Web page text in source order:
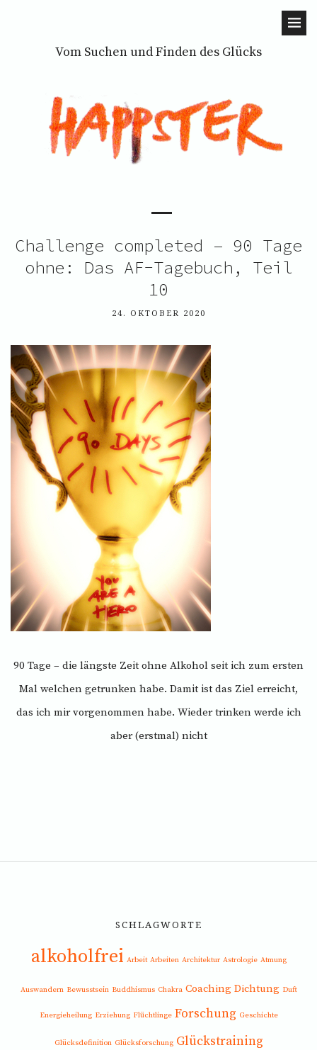
Vom Suchen und Finden des Glücks
Challenge completed – 90 Tage
ohne: Das AF-Tagebuch, Teil
10
24. OKTOBER 2020
90 Tage – die längste Zeit ohne Alkohol seit ich zum ersten
Mal welchen getrunken habe. Damit ist das Ziel erreicht,
das ich mir vorgenommen habe. Wieder trinken werde ich
aber (erstmal) nicht
SCHLAGWORTE
alkoholfrei Arbeit Arbeiten Architektur Astrologie Atmung
Auswandern Bewusstsein Buddhismus Chakra Coaching Dichtung Duft
Energieheilung Erziehung Flüchtlinge Forschung Geschichte
Glücksdefinition Glücksforschung Glückstraining